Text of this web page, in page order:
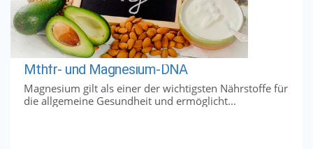
Mthfr- und Magnesium-DNA
Magnesium gilt als einer der wichtigsten Nährstoffe für
die allgemeine Gesundheit und ermöglicht...